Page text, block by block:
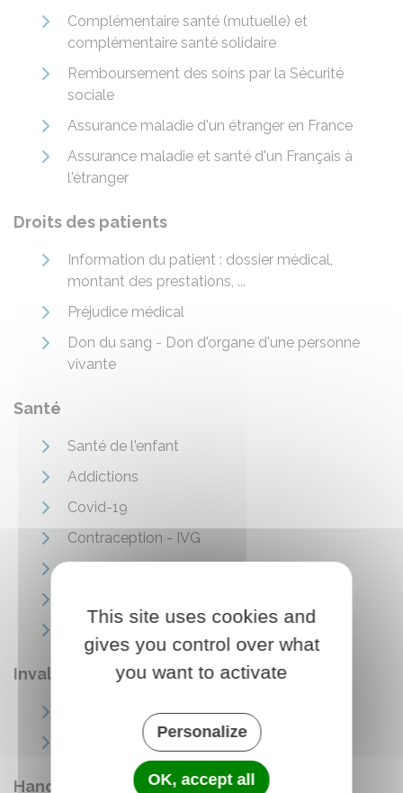
Complémentaire santé (mutuelle) et
complémentaire santé solidaire
Remboursement des soins par la Sécurité
sociale
Assurance maladie d'un étranger en France
Assurance maladie et santé d'un Français à
l'étranger
Droits des patients
Information du patient : dossier médical,
montant des prestations, ...
Préjudice médical
Don du sang - Don d'organe d'une personne
vivante
Santé
Santé de l'enfant
Addictions
Covid-19
Contraception - IVG
Invalidité
Invalidité du salarié dans le secteur privé
Invalidité dans le secteur public
Handicap
This site uses cookies and
gives you control over what
you want to activate
Personalize
OK, accept all